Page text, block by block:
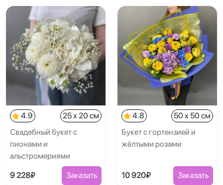
4.9
25 x 20 см
Свадебный букет с
пионами и
альстромериями
9 228₽ Заказать
4.8
50 x 50 см
Букет с гортензией и
жёлтыми розами
10 920₽ Заказать